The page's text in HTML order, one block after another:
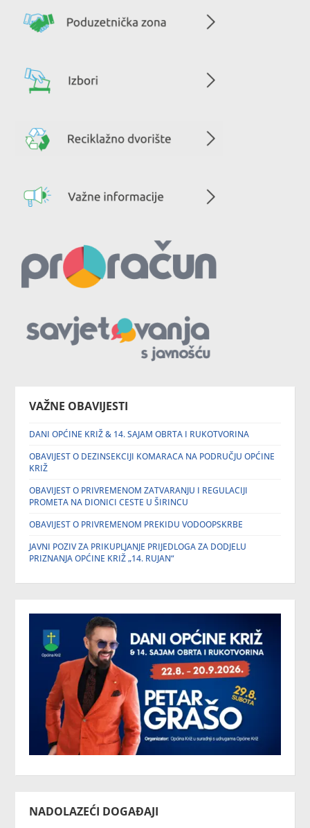
VAŽNE OBAVIJESTI
DANI OPĆINE KRIŽ & 14. SAJAM OBRTA I RUKOTVORINA
OBAVIJEST O DEZINSEKCIJI KOMARACA NA PODRUČJU OPĆINE
KRIŽ
OBAVIJEST O PRIVREMENOM ZATVARANJU I REGULACIJI
PROMETA NA DIONICI CESTE U ŠIRINCU
OBAVIJEST O PRIVREMENOM PREKIDU VODOOPSKRBE
JAVNI POZIV ZA PRIKUPLJANJE PRIJEDLOGA ZA DODJELU
PRIZNANJA OPĆINE KRIŽ „14. RUJAN“
NADOLAZEĆI DOGAĐAJI